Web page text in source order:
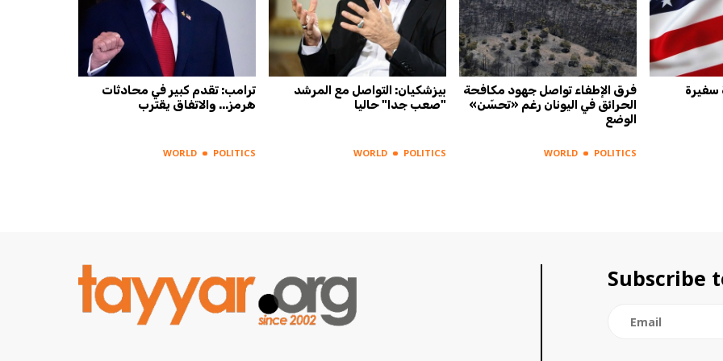
ترامب: تقدم كبير في محادثات
هرمز... والاتفاق يقترب
WORLD POLITICS
بيزشكيان: التواصل مع المرشد
"صعب جدا" حاليا
WORLD POLITICS
فرق الإطفاء تواصل جهود مكافحة
الحرائق في اليونان رغم «تحسّن»
الوضع
WORLD POLITICS
سفيرة
Subscribe